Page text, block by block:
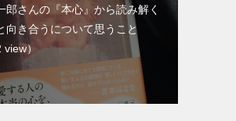
郎さんの『本心』から読み解く
向き合うについて思うこと
view）